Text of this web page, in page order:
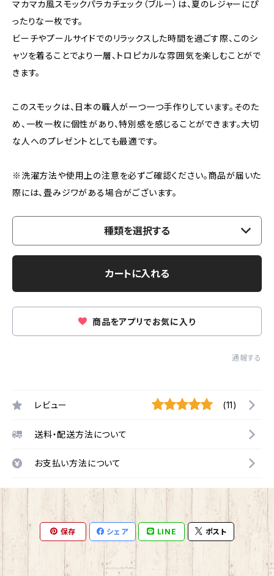
マカマカ風スモックパラカチェック（ブルー）は、夏のレジャーにぴ
ったりな一枚です。
ビーチやプールサイドでのリラックスした時間を過ごす際、このシ
ャツを着ることでより一層、トロピカルな雰囲気を楽しむことがで
きます。
このスモックは、日本の職人が一つ一つ手作りしています。そのた
め、一枚一枚に個性があり、特別感を感じることができます。大切
な人へのプレゼントとしても最適です。
※洗濯方法や使用上の注意を必ずご確認ください。商品が届いた
際には、畳みジワがある場合がございます。
種類を選択する
カートに入れる
商品をアプリでお気に入り
通報する
レビュー (11)
送料・配送方法について
お支払い方法について
保存 シェア LINE ポスト